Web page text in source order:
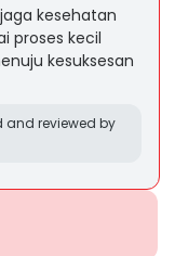
kesehatan
proses kecil
kesuksesan
and reviewed by